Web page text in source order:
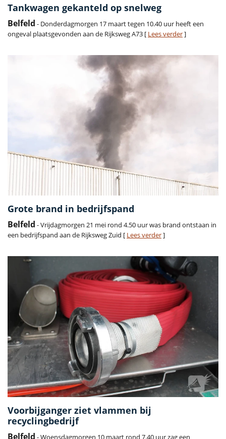
Tankwagen gekanteld op snelweg
Belfeld - Donderdagmorgen 17 maart tegen 10.40 uur heeft een
ongeval plaatsgevonden aan de Rijksweg A73 [ Lees verder]
Grote brand in bedrijfspand
Belfeld - Vrijdagmorgen 21 mei rond 4.50 uur was brand ontstaan in
een bedrijfspand aan de Rijksweg Zuid [ Lees verder]
Voorbijganger ziet vlammen bij
recyclingbedrijf
Belfeld - Woensdagmorgen 10 maart rond 7.40 uur zag een